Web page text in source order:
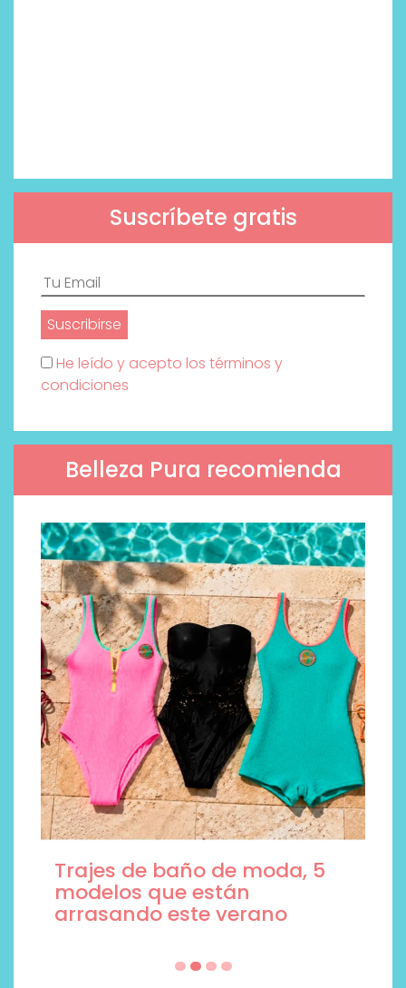
Suscríbete gratis
He leído y acepto los términos y
condiciones
Belleza Pura recomienda
Trajes de baño de moda, 5
modelos que están
arrasando este verano